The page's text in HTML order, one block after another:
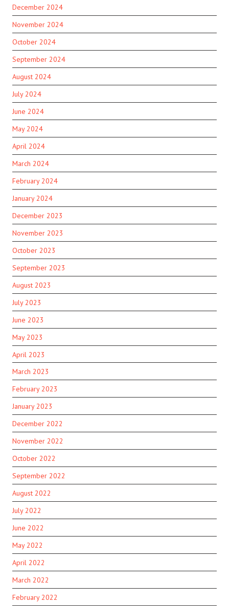
December 2024
November 2024
October 2024
September 2024
August 2024
July 2024
June 2024
May 2024
April 2024
March 2024
February 2024
January 2024
December 2023
November 2023
October 2023
September 2023
August 2023
July 2023
June 2023
May 2023
April 2023
March 2023
February 2023
January 2023
December 2022
November 2022
October 2022
September 2022
August 2022
July 2022
June 2022
May 2022
April 2022
March 2022
February 2022